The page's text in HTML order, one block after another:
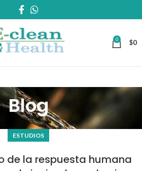
0 $0
Blog
ESTUDIOS
de la respuesta humana